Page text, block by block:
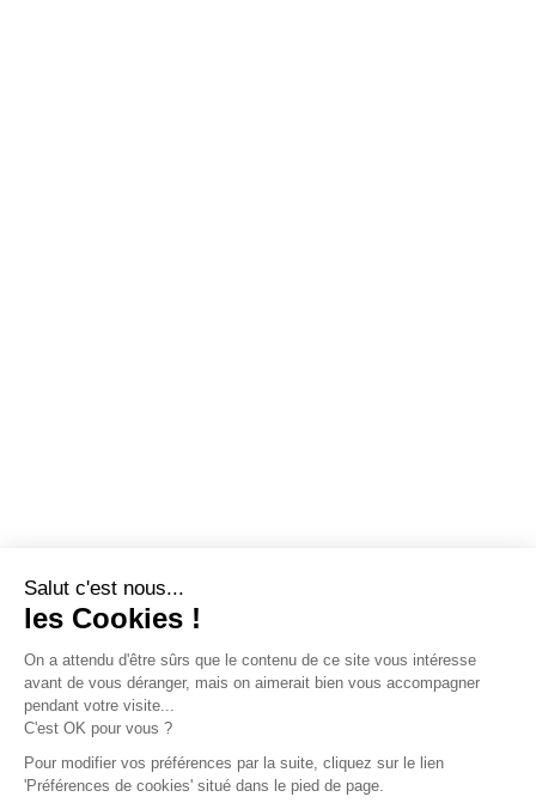
Salut c'est nous...
les Cookies !
On a attendu d'être sûrs que le contenu de ce site vous intéresse
avant de vous déranger, mais on aimerait bien vous accompagner
pendant votre visite...
C'est OK pour vous ?
Pour modifier vos préférences par la suite, cliquez sur le lien
'Préférences de cookies' situé dans le pied de page.